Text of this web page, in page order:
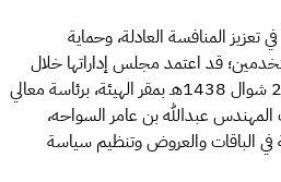
تعزيز المنافسة العادلة، وحماية
قد اعتمد مجلس إداراتها خلال
اجتماعه الذي عقد يوم الأحد 29 شوال 1438هـ بمقر الهيئة، برئاسة معالي
المهندس عبدالله بن عامر السواحه،
في الباقات والعروض وتنظيم سياسة